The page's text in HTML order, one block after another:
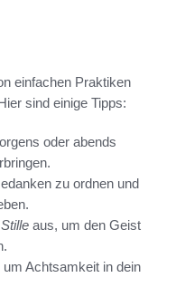
einfachen Praktiken
sind einige Tipps:
oder abends
zu ordnen und
Stille aus, um den Geist
Achtsamkeit in dein